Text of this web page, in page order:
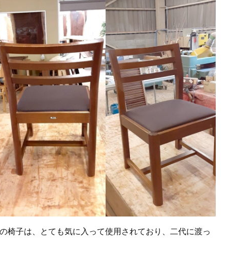
椅子は、とても気に入って使用されており、二代に渡っ